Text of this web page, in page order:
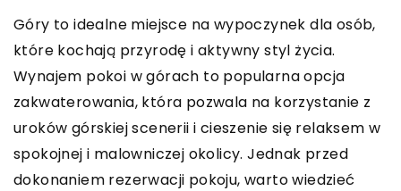
Góry to idealne miejsce na wypoczynek dla osób,
które kochają przyrodę i aktywny styl życia.
Wynajem pokoi w górach to popularna opcja
zakwaterowania, która pozwala na korzystanie z
uroków górskiej scenerii i cieszenie się relaksem w
spokojnej i malowniczej okolicy. Jednak przed
dokonaniem rezerwacji pokoju, warto wiedzieć